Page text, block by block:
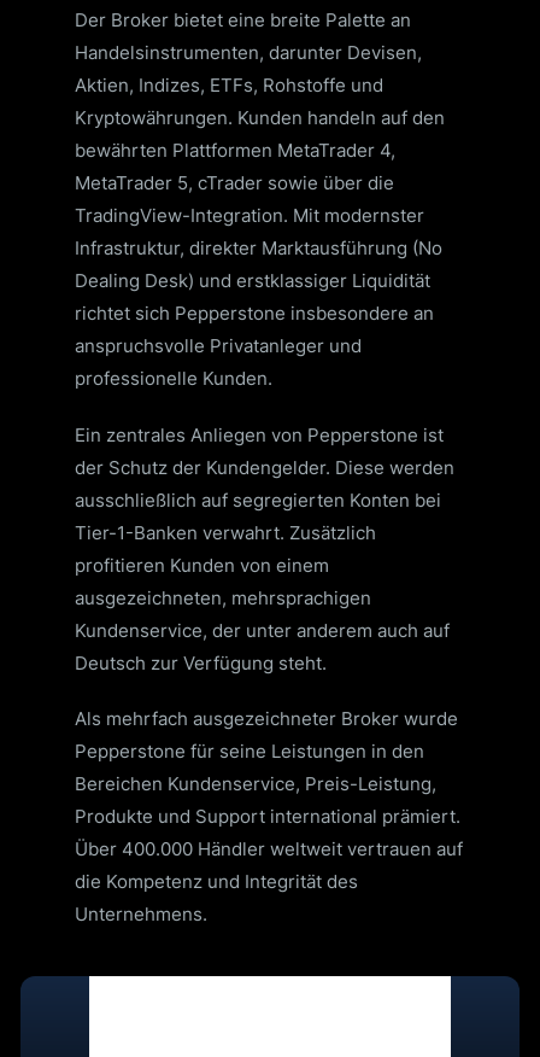
Der Broker bietet eine breite Palette an
Handelsinstrumenten, darunter Devisen,
Aktien, Indizes, ETFs, Rohstoffe und
Kryptowährungen. Kunden handeln auf den
bewährten Plattformen MetaTrader 4,
MetaTrader 5, cTrader sowie über die
TradingView-Integration. Mit modernster
Infrastruktur, direkter Marktausführung (No
Dealing Desk) und erstklassiger Liquidität
richtet sich Pepperstone insbesondere an
anspruchsvolle Privatanleger und
professionelle Kunden.
Ein zentrales Anliegen von Pepperstone ist
der Schutz der Kundengelder. Diese werden
ausschließlich auf segregierten Konten bei
Tier-1-Banken verwahrt. Zusätzlich
profitieren Kunden von einem
ausgezeichneten, mehrsprachigen
Kundenservice, der unter anderem auch auf
Deutsch zur Verfügung steht.
Als mehrfach ausgezeichneter Broker wurde
Pepperstone für seine Leistungen in den
Bereichen Kundenservice, Preis-Leistung,
Produkte und Support international prämiert.
Über 400.000 Händler weltweit vertrauen auf
die Kompetenz und Integrität des
Unternehmens.